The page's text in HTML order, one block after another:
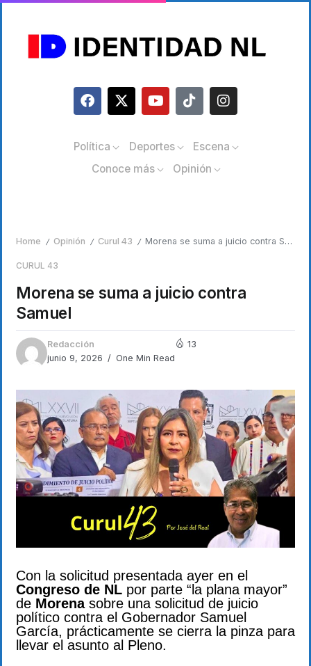
Política Deportes
Escena
Conoce más
Opinión
Home / Opinión / Curul 43 / Morena se suma a juicio contra Samuel
CURUL 43
Morena se suma a juicio contra
Samuel
Redacción
junio 9, 2026
One Min Read
13
Con la solicitud presentada ayer en el
Congreso de NL por parte “la plana mayor”
de Morenasobre una solicitud de juicio
político contra el Gobernador Samuel
García, prácticamente se cierra la pinza para
llevar el asunto al Pleno.